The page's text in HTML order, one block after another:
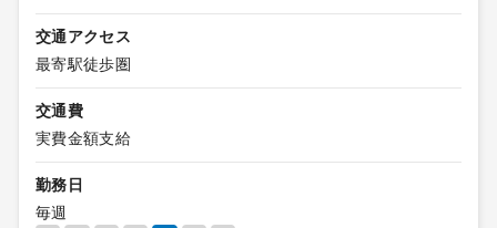
交通アクセス
最寄駅徒歩圏
交通費
実費金額支給
勤務日
毎週